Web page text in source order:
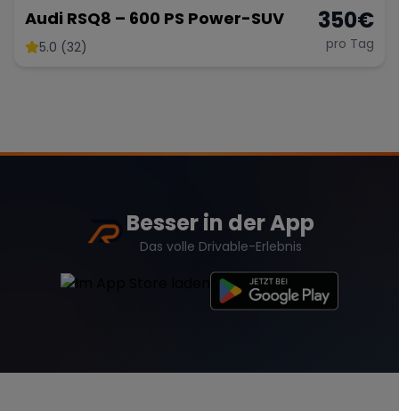
Audi RSQ8 – 600 PS Power-SUV
5.0 (32)
350€
pro Tag
Besser in der App
Das volle Drivable-Erlebnis